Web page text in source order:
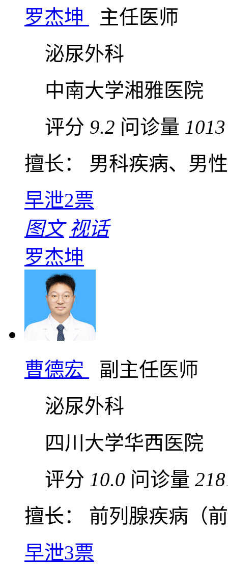
罗杰坤
主任医师
泌尿外科
中南大学湘雅医院
评分 9.2 问诊量 1013
擅长： 男科疾病、男
早泄2票
图文 视话
罗杰坤
曹德宏
副主任医师
泌尿外科
四川大学华西医院
评分 10.0 问诊量
擅长： 前列腺疾病（
早泄3票